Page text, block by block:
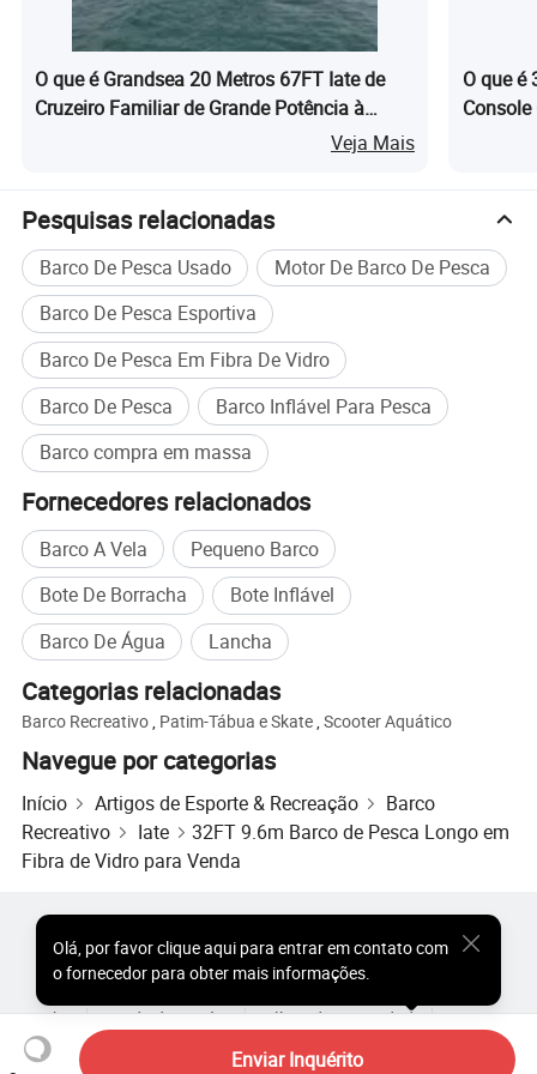
A nossa empresa
Qingdao Grandsea Boat Co.Foi estabelecido em Qingdao,
China.ÉUm Conjunto integrado de indúStria e empresa de
coméRcio.A nossa fáBrica em Jiaozhou, que abrange uma áRea
de 22.000 metros quadrados, com 120 funcionáRios e uma
produçãO anual de 200 barcos.Isso principalmente éEspecializado
em barcos de exportaçãO, incluindo o barco de fibra de vidro,
barco de alumíNio,barco de açO, barco de passageiros, de barcos
de patrulha, prazer barco de pesca comercial e de barco de pesca,
barco reboques, motor de popa...Muitos produtos da nossa
empresa obteve a certificaçãO CE.Produtos foram vendidos bem
na ÁFrica do Sul, AustráLia, Oriente MéDio, AméRica do Sul e
Sudeste da ÁSia.
O que é Grandsea 20 Metros 67FT Iate de
Cruzeiro Familiar de Grande Potência à
Veja Mais
O que é
Pesquisas relacionadas
Barco De Pesca Usado
Motor De Barco De Pesca
Barco De Pesca Esportiva
Barco De Pesca Em Fibra De Vidro
Barco De Pesca
Barco Inflável Para Pesca
Barco compra em massa
Fornecedores relacionados
Barco A Vela
Pequeno Barco
Bote De Borracha
Bote Inflável
Barco De Água
Lancha
Categorias relacionadas
Barco Recreativo, Patim-Tábua e Skate,Scooter Aquático
Navegue por categorias
Início Artigos de Esporte & Recreação
Barco
Recreativo
Iate
32FT 9.6m Barco de Pesca Longo em
Fibra de Vidro para Venda
Enviar Inquérito
Olá, por favor clique aqui para entrar em contato com
o fornecedor para obter mais informações.
Produtos Quentes por Atacado
Comprador de Estrela
Percepções
Sobre
Acordo do Usuário Política de Privacidade
Contato
Copyright © 2026 Focus Technology Co., Ltd. All Rights Reserved